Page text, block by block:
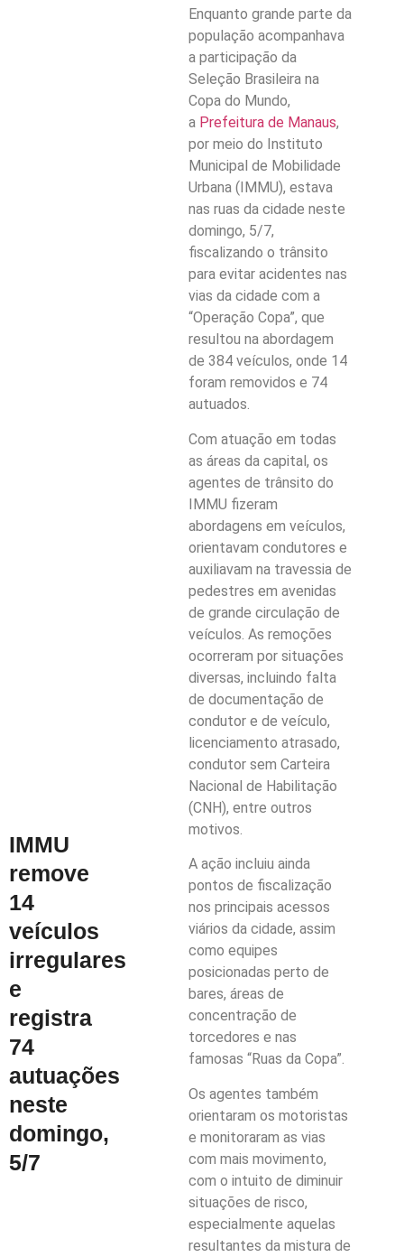
IMMU
remove
14
veículos
irregulares
e
registra
74
autuações
neste
domingo,
5/7
Enquanto grande parte da
população acompanhava
a participação da
Seleção Brasileira na
Copa do Mundo,
a Prefeitura de Manaus,
por meio do Instituto
Municipal de Mobilidade
Urbana (IMMU), estava
nas ruas da cidade neste
domingo, 5/7,
fiscalizando o trânsito
para evitar acidentes nas
vias da cidade com a
“Operação Copa”, que
resultou na abordagem
de 384 veículos, onde 14
foram removidos e 74
autuados.
Com atuação em todas
as áreas da capital, os
agentes de trânsito do
IMMU fizeram
abordagens em veículos,
orientavam condutores e
auxiliavam na travessia de
pedestres em avenidas
de grande circulação de
veículos. As remoções
ocorreram por situações
diversas, incluindo falta
de documentação de
condutor e de veículo,
licenciamento atrasado,
condutor sem Carteira
Nacional de Habilitação
(CNH), entre outros
motivos.
A ação incluiu ainda
pontos de fiscalização
nos principais acessos
viários da cidade, assim
como equipes
posicionadas perto de
bares, áreas de
concentração de
torcedores e nas
famosas “Ruas da Copa”.
Os agentes também
orientaram os motoristas
e monitoraram as vias
com mais movimento,
com o intuito de diminuir
situações de risco,
especialmente aquelas
resultantes da mistura de